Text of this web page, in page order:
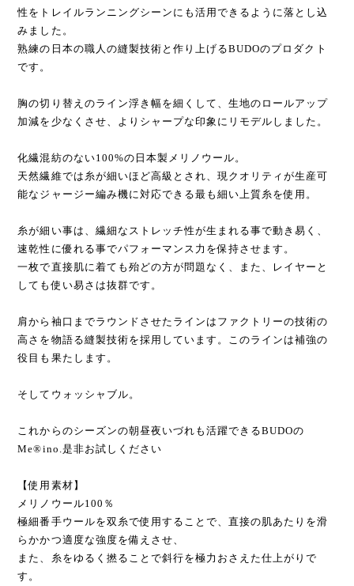
機能美とは最終的には人の手で生まれる。シンプルな中に、異
なる色の生地を美しく裁ち合わせ、またメリノウールの素材特
性をトレイルランニングシーンにも活用できるように落とし込
熟練の日本の職人の縫製技術と作り上げるBUDOのプロダクト
です。
胸の切り替えのライン浮き幅を細くして、生地のロールアップ
加減を少なくさせ、よりシャープな印象にリモデルしました。
天然繊維では糸が細いほど高級とされ、現クオリティが生産可
能なジャージー編み機に対応できる最も細い上質糸を使用。
糸が細い事は、繊細なストレッチ性が生まれる事で動き易く、
一枚で直接肌に着ても殆どの方が問題なく、また、レイヤーと
しても使い易さは抜群です。
高さを物語る縫製技術を採用しています。このラインは補強の
そしてウォッシャブル。
これからのシーズンの朝昼夜いづれも活躍できるBUDOの
Me®︎ino.是非お試しください
【使用素材】
メリノウール100％
極細番手ウールを双糸で使用することで、直接の肌あたりを滑